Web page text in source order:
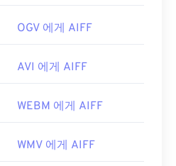
OGV 에게 AIFF
AVI 에게 AIFF
WEBM 에게 AIFF
WMV 에게 AIFF